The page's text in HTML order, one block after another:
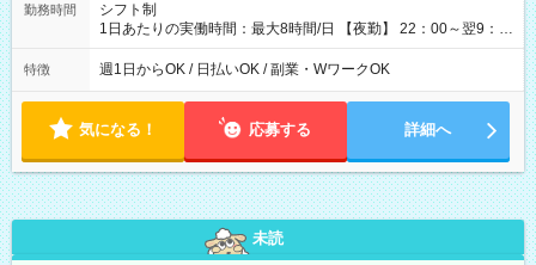
勤務時間
シフト制
1日あたりの実働時間：最大8時間/日 【夜勤】 22：00～翌9：
00 ※週1日～OK ／ 夜勤専従 ＊＊ 勤務時間例 ＊＊ ■22時か
ら翌7時 ■23時から翌8時 ■24時から翌9時 など ※上記の時間
ます。 ※曜日固定（毎週同じ曜日での勤務となります）
特徴 週1日からOK / 日払いOK / 副業・WワークOK
気になる！ 応募する 詳細へ
未読